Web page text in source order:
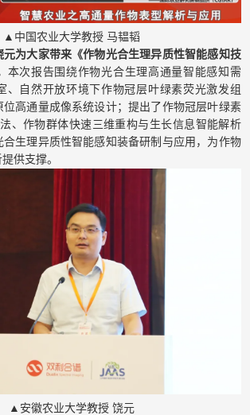
▲中国农业大学教授 马韫韬
元为大家带来《作物光合生理异质性智能感知技
本次报告围绕作物光合生理高通量智能感知需
、自然开放环境下作物冠层叶绿素荧光激发组
高通量成像系统设计；提出了作物冠层叶绿素
、作物群体快速三维重构与生长信息智能解析
生理异质性智能感知装备研制与应用，为作物
供支撑。
▲安徽农业大学教授 饶元